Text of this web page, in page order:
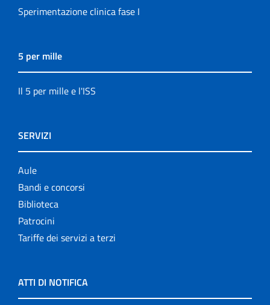
Sperimentazione clinica fase I
5 per mille
Il 5 per mille e l'ISS
SERVIZI
Aule
Bandi e concorsi
Biblioteca
Patrocini
Tariffe dei servizi a terzi
ATTI DI NOTIFICA